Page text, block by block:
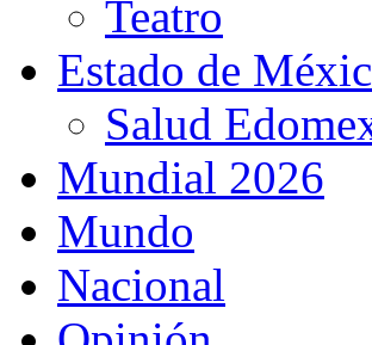
Teatro
Estado de
Salud
Mundial 2026
Mundo
Nacional